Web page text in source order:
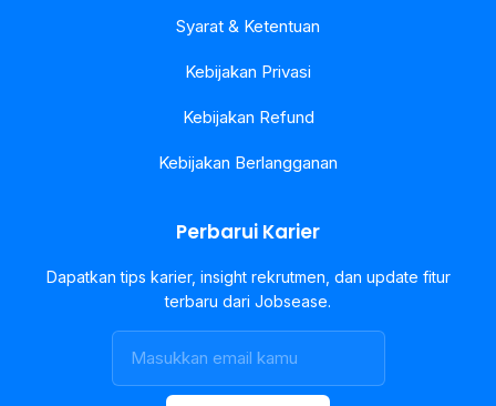
Syarat & Ketentuan
Kebijakan Privasi
Kebijakan Refund
Kebijakan Berlangganan
Perbarui Karier
Dapatkan tips karier, insight rekrutmen, dan update fitur
terbaru dari Jobsease.